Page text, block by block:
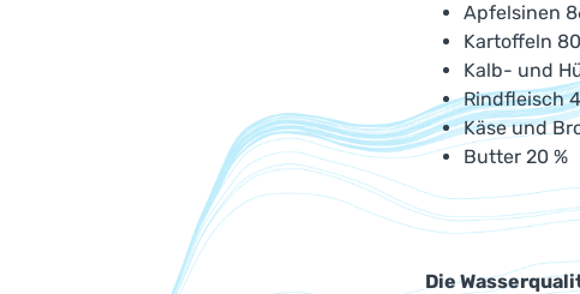
Apfelsinen
Kartoffeln
Kalb- und
Rindfleisch
Käse und
Butter 20 %
Die